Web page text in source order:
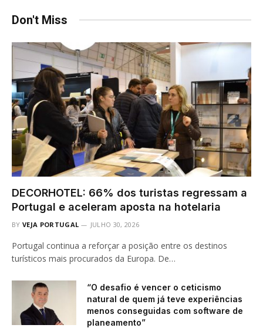
Don't Miss
DECORHOTEL: 66% dos turistas regressam a
Portugal e aceleram aposta na hotelaria
BY VEJA PORTUGAL JULHO 30, 2026
Portugal continua a reforçar a posição entre os destinos
turísticos mais procurados da Europa. De…
“O desafio é vencer o ceticismo
natural de quem já teve experiências
menos conseguidas com software de
planeamento”